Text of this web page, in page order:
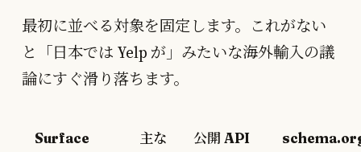
最初に並べる対象を固定します。これがない
と「日本では Yelp が」みたいな海外輸入の議
論にすぐ滑り落ちます。
Surface
主な
公開 API